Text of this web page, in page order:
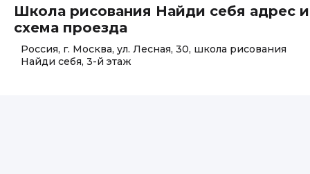
Школа рисования Найди себя адрес и
схема проезда
Россия, г. Москва, ул. Лесная, 30, школа рисования
Найди себя, 3-й этаж